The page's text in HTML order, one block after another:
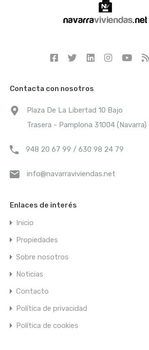
Contacta con nosotros
Plaza De La Libertad 10 Bajo
Trasera - Pamplona 31004 (Navarra)
948 20 67 99 / 630 98 24 79
info@navarraviviendas.net
Enlaces de interés
Inicio
Propiedades
Sobre nosotros
Noticias
Contacto
Política de privacidad
Política de cookies